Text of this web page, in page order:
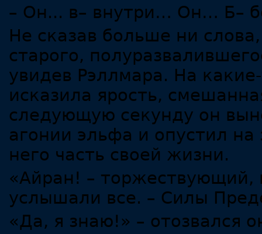
– Он... в– внутри… Он… Б–
Не сказав больше ни
старого,
увидев Рэллмара. На
исказила ярость,
следующую секунду он
агонии эльфа и опустил
него часть своей жизни.
«Айран! – торжествующий,
услышали все. – Силы
«Да, я знаю!» – отозвался